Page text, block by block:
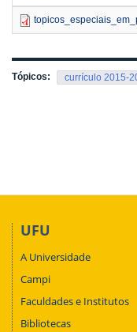
Tópicos: currículo 2015-
UFU
A Universidade
Campi
Faculdades e Institutos
Bibliotecas